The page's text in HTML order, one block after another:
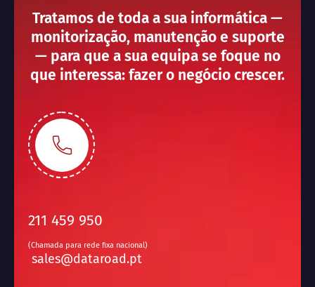
Tratamos de toda a sua informática —
monitorização, manutenção e suporte
— para que a sua equipa se foque no
que interessa: fazer o negócio crescer.
211 459 950
(Chamada para rede fixa nacional)
sales@dataroad.pt